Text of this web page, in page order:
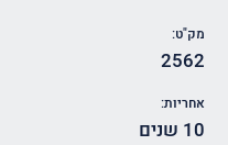
מק"ט:
2562
אחריות:
10 שנים